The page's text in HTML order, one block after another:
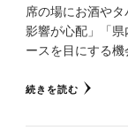
席の場にお酒や
影響が心配」「県
ースを目にする
続きを読む